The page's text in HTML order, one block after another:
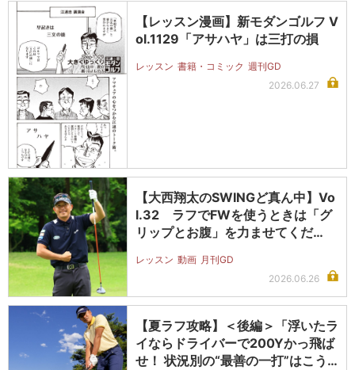
【レッスン漫画】新モダンゴルフ V
ol.1129「アサハヤ」は三打の損
レッスン 書籍・コミック 週刊GD
2026.06.27
【大西翔太のSWINGど真ん中】Vo
l.32 ラフでFWを使うときは「グ
リップとお腹」を力ませてくだ…
レッスン 動画 月刊GD
2026.06.26
【夏ラフ攻略】＜後編＞「浮いたラ
イならドライバーで200Yかっ飛ば
せ！ 状況別の“最善の一打”はこう…